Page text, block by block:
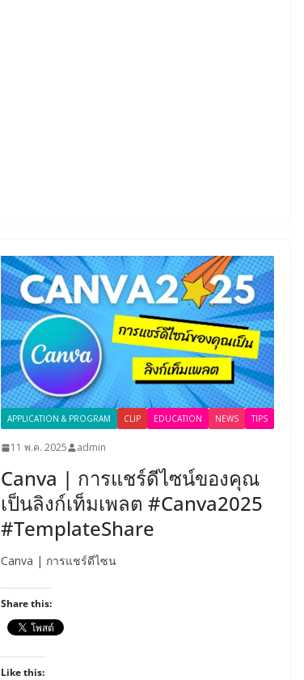
APPLICATION & PROGRAM CLIP EDUCATION NEWS TIPS
11 พ.ค. 2025 admin
Canva | การแชร์ดีไซน์ของคุณ
เป็นลิงก์เท็มเพลต #Canva2025
#TemplateShare
Canva | การแชร์ดีไซน
Share this:
Like this: